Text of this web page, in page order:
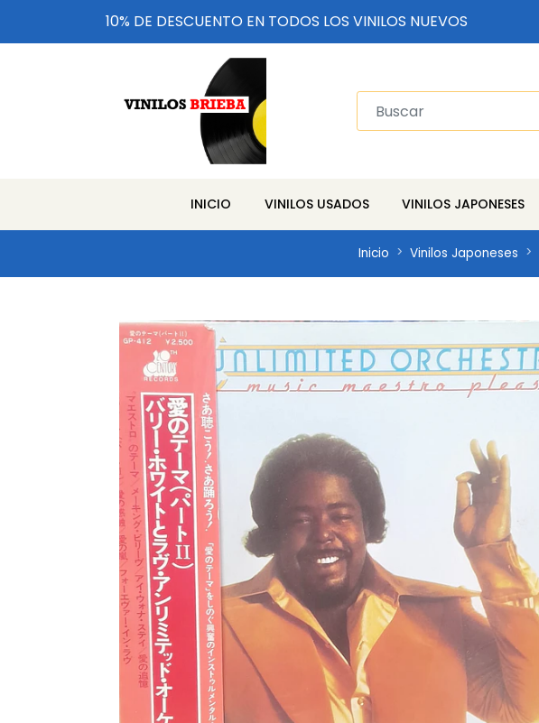
10% DE DESCUENTO EN TODOS LOS VINILOS NUEVOS
INICIO VINILOS USADOS VINILOS JAPONESES
Inicio Vinilos Japoneses